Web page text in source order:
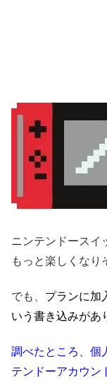
ニンテンドースイ
もっと楽しくなり
でも、 プランに加
いう書き込みがあ
調べたところ、個
テンドーアカウン